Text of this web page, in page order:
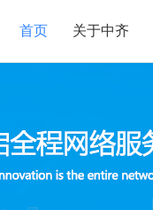
首页 关于中齐